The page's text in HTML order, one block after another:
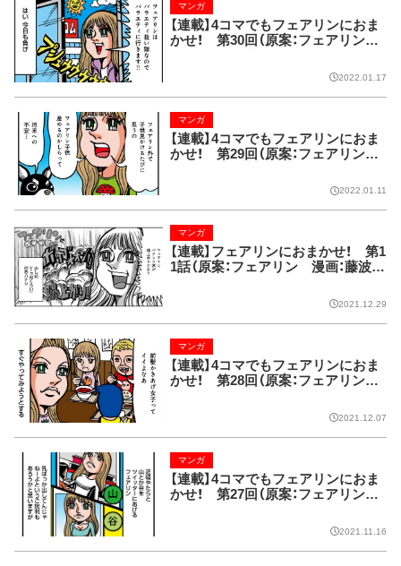
【連載】4コマでもフェアリンにおま
かせ！ 第30回（原案：フェアリン
マンガ
2022.01.17
【連載】4コマでもフェアリンにおま
かせ！ 第29回（原案：フェアリン
マンガ
2022.01.11
【連載】フェアリンにおまかせ！ 第1
1話（原案：フェアリン 漫画：藤波俊
マンガ
2021.12.29
【連載】4コマでもフェアリンにおま
かせ！ 第28回（原案：フェアリン
マンガ
2021.12.07
【連載】4コマでもフェアリンにおま
かせ！ 第27回（原案：フェアリン
マンガ
2021.11.16